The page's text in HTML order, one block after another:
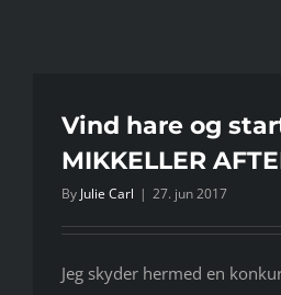
Vind hare og
MIKKELLER
By Julie Carl | 27. jun 2017
Jeg skyder hermed en